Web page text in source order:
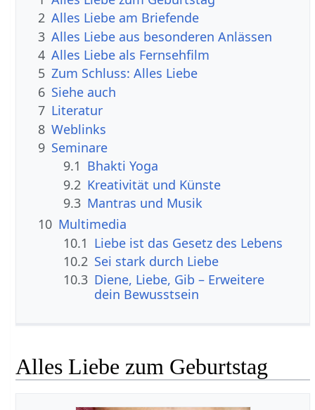
2 Alles Liebe am Briefende
3 Alles Liebe aus besonderen Anlässen
4 Alles Liebe als Fernsehfilm
5 Zum Schluss: Alles Liebe
6 Siehe auch
7 Literatur
8 Weblinks
9 Seminare
9.1 Bhakti Yoga
9.2 Kreativität und Künste
9.3 Mantras und Musik
10 Multimedia
10.1 Liebe ist das Gesetz des Lebens
10.2 Sei stark durch Liebe
10.3 Diene, Liebe, Gib – Erweitere
dein Bewusstsein
Alles Liebe zum Geburtstag